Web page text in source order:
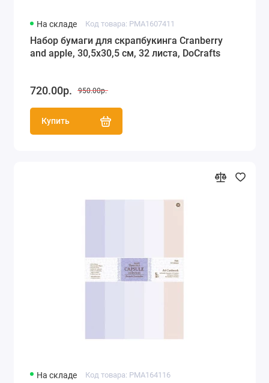
На складе Код товара: PMA1607411
Набор бумаги для скрапбукинга Cranberry
and apple, 30,5х30,5 см, 32 листа, DoCrafts
720.00р. 950.00р.
Купить
На складе Код товара: PMA164116